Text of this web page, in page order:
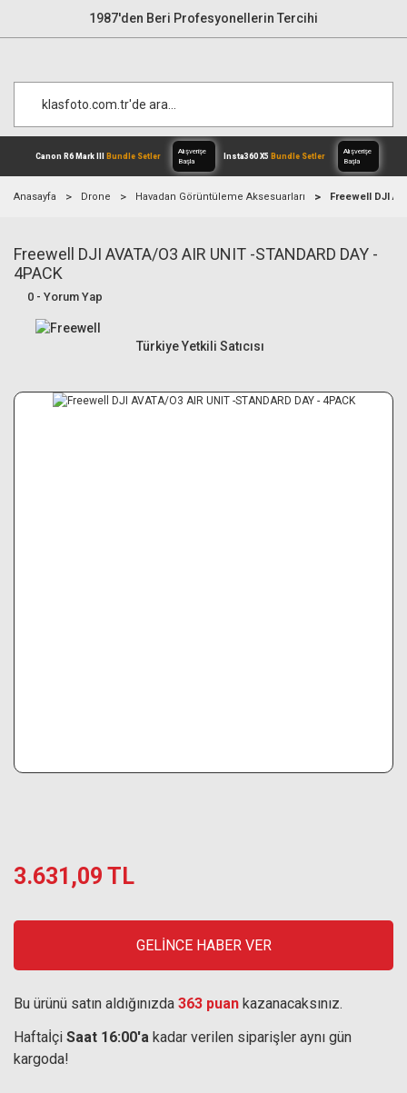
1987'den Beri Profesyonellerin Tercihi
Canon R6 Mark III Bundle Setler
Alışverişe
Anasayfa Drone Havadan Görüntüleme Aksesuarları Freewell DJI
Freewell DJI AVATA/O3 AIR UNIT -STANDARD DAY -
4PACK
0 - Yorum Yap
Türkiye Yetkili Satıcısı
3.631,09 TL
GELİNCE HABER VER
Bu ürünü satın aldığınızda 363 puan kazanacaksınız.
Haftaİçi Saat 16:00'a kadar verilen siparişler aynı gün
kargoda!